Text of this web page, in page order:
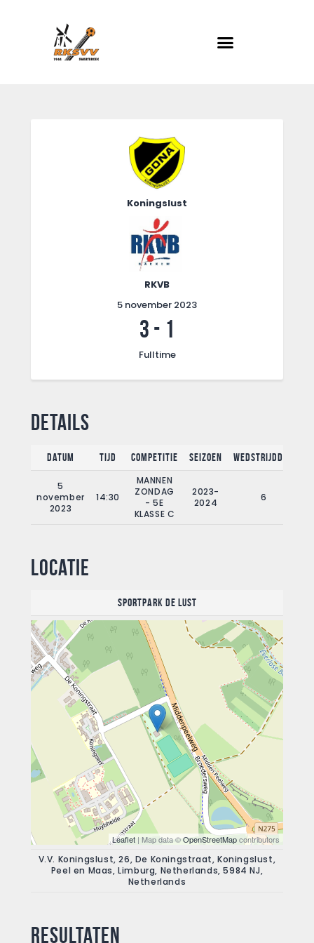
Evenementen
Foto album
Koningslust
RKVB
5 november 2023
3 - 1
Fulltime
Details
Datum Tijd Competitie Seizoen Wedstrijddag
5
november
2023
14:30
MANNEN
ZONDAG
- 5E
KLASSE C
2023-
2024
6
Locatie
Sportpark De Lust
Leaflet | Map data ©OpenStreetMapcontributors
V.V. Koningslust, 26, De Koningstraat, Koningslust,
Peel en Maas, Limburg, Netherlands, 5984 NJ,
Netherlands
Resultaten